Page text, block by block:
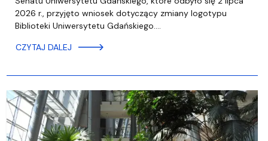
2026 r., przyjęto wniosek dotyczący zmiany logotypu
Biblioteki Uniwersytetu Gdańskiego.…
CZYTAJ DALEJ